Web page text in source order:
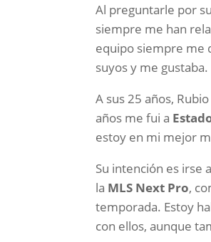
Al preguntarle por
siempre me han
equipo siempre me
suyos y me
A sus 25 años,
años me fui a
estoy en mi mejor
Su intención es irse
la MLS Next Pro,
temporada. Estoy
con ellos, aunque